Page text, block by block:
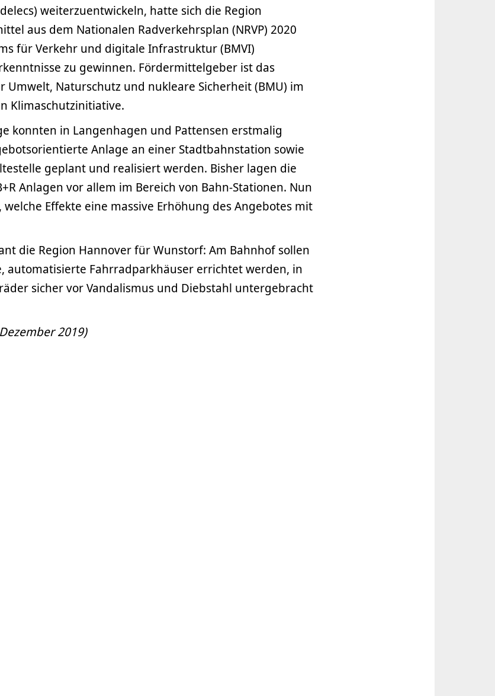
weiterzuentwickeln, hatte sich die Region
aus dem Nationalen Radverkehrsplan (NRVP) 2020
für Verkehr und digitale Infrastruktur (BMVI)
zu gewinnen. Fördermittelgeber ist das
Naturschutz und nukleare Sicherheit (BMU) im
Klimaschutzinitiative.
konnten in Langenhagen und Pattensen erstmalig
Anlage an einer Stadtbahnstation sowie
geplant und realisiert werden. Bisher lagen die
Anlagen vor allem im Bereich von Bahn-Stationen. Nun
Effekte eine massive Erhöhung des Angebotes mit
die Region Hannover für Wunstorf: Am Bahnhof sollen
automatisierte Fahrradparkhäuser errichtet werden, in
sicher vor Vandalismus und Diebstahl untergebracht
2019)